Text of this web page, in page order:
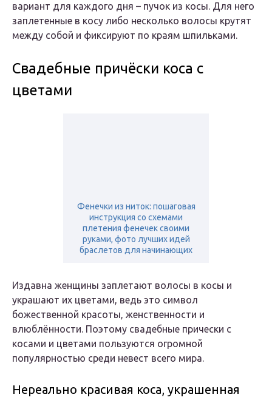
вариант для каждого дня – пучок из косы. Для него
заплетенные в косу либо несколько волосы крутят
между собой и фиксируют по краям шпильками.
Свадебные причёски коса с
цветами
Фенечки из ниток: пошаговая
инструкция со схемами
плетения фенечек своими
руками, фото лучших идей
браслетов для начинающих
Издавна женщины заплетают волосы в косы и
украшают их цветами, ведь это символ
божественной красоты, женственности и
влюблённости. Поэтому свадебные прически с
косами и цветами пользуются огромной
популярностью среди невест всего мира.
Нереально красивая коса, украшенная